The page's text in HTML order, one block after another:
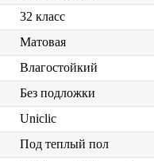
32 класс
Матовая
Влагостойкий
Без подложки
Uniclic
Под теплый пол